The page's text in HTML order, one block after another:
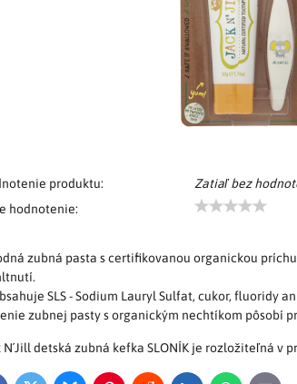
produktu:
Zatiaľ bez
hodnotenie:
zubná pasta s certifikovanou organickou
SLS - Sodium Lauryl Sulfat, cukor, fluoridy
zubnej pasty s organickým nechtíkom pôsobí
N´Jill detská zubná kefka SLONÍK je rozložiteľná